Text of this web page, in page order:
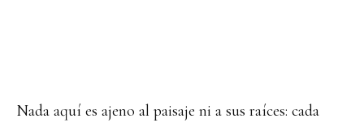
Nada aquí es ajeno al paisaje ni a sus raíces: cada